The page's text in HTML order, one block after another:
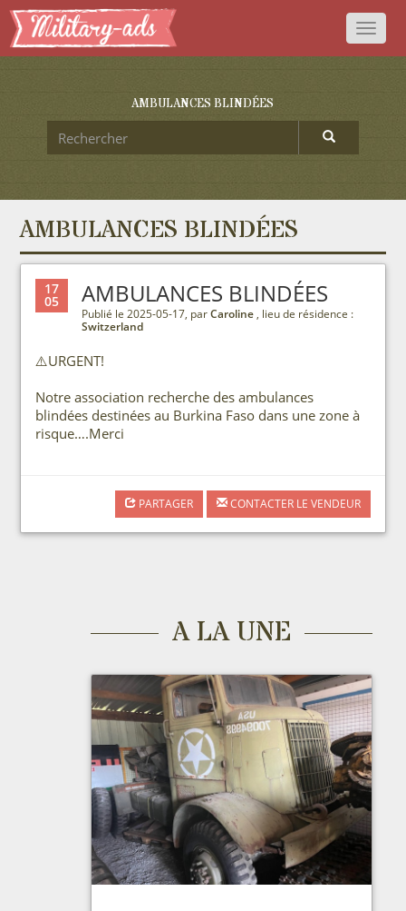
Toggle
AMBULANCES BLINDÉES
AMBULANCES BLINDÉES
17
05 AMBULANCES BLINDÉES
Publié le 2025-05-17, parCaroline , lieu de résidence :
Switzerland
⚠️URGENT!
Notre association recherche des ambulances
blindées destinées au Burkina Faso dans une zone à
risque….Merci
PARTAGER CONTACTER LE VENDEUR
A LA UNE